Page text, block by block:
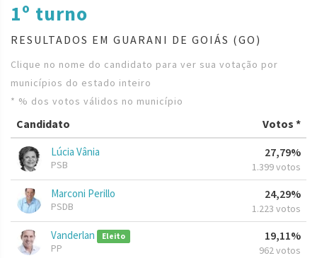
1º turno
RESULTADOS EM GUARANI DE GOIÁS (GO)
Clique no nome do candidato para ver sua votação por
municípios do estado inteiro
* % dos votos válidos no município
Candidato Votos *
Lúcia Vânia
PSB
27,79%
1.399 votos
Marconi Perillo
PSDB
24,29%
1.223 votos
Vanderlan Eleito
PP
19,11%
962 votos